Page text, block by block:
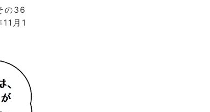
の36
月1